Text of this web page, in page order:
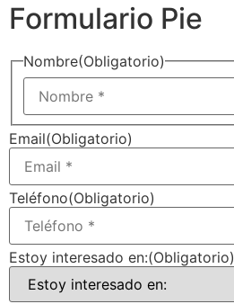
Formulario Pie
Nombre(Obligatorio)
Email(Obligatorio)
Teléfono(Obligatorio)
Estoy interesado en:(Obligatorio)